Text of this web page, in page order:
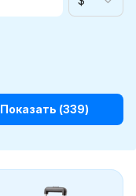
Показать (339)